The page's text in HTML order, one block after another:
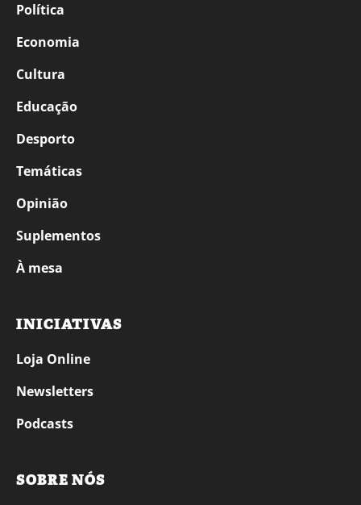
Política
Economia
Cultura
Educação
Desporto
Temáticas
Opinião
Suplementos
À mesa
INICIATIVAS
Loja Online
Newsletters
Podcasts
SOBRE NÓS